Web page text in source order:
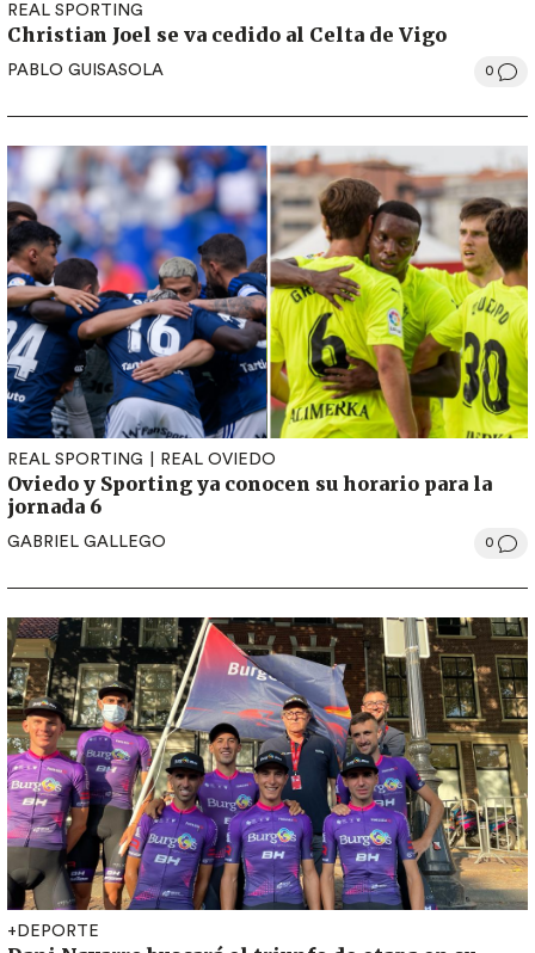
REAL SPORTING
Christian Joel se va cedido al Celta de Vigo
PABLO GUISASOLA 0
REAL SPORTING REAL OVIEDO
Oviedo y Sporting ya conocen su horario para la
jornada 6
GABRIEL GALLEGO 0
+DEPORTE